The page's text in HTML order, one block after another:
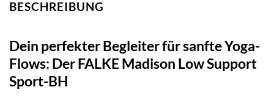
BESCHREIBUNG
Dein perfekter Begleiter für sanfte Yoga-
Flows: Der FALKE Madison Low Support
Sport-BH